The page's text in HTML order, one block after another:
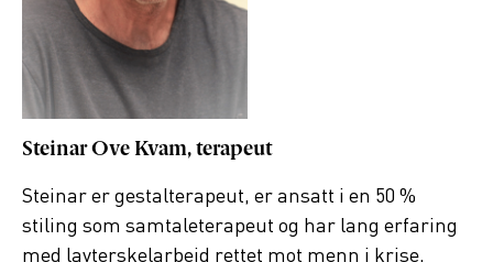
Steinar Ove Kvam, terapeut
Steinar er gestalterapeut, er ansatt i en 50 %
stiling som samtaleterapeut og har lang erfaring